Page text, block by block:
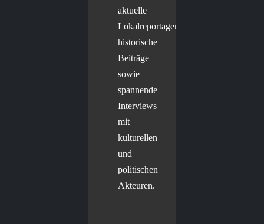
aktuelle
Lokalreportagen,
historische
Beiträge
sowie
spannende
Interviews
mit
kulturellen
und
politischen
Akteuren.